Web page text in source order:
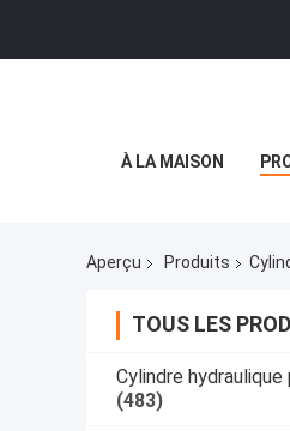
À LA MAISON
Aperçu Produits
TOUS LES
Cylindre
(483)